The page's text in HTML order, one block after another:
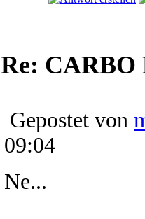
Re: CARBO
Gepostet von
09:04
Ne...